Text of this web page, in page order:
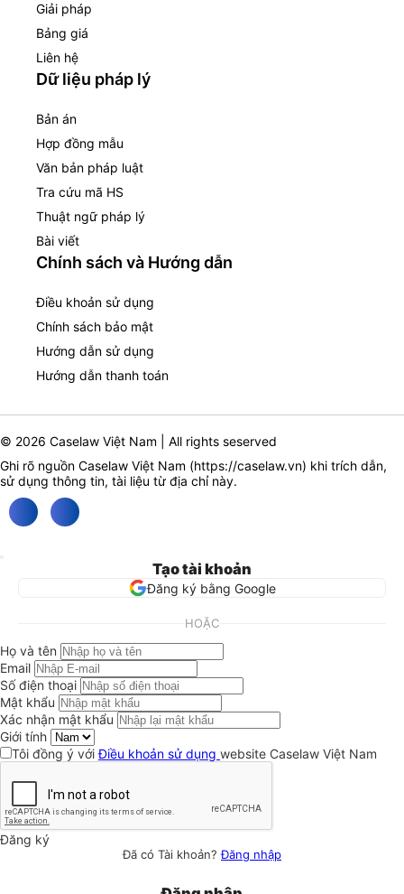
Giải pháp
Bảng giá
Liên hệ
Dữ liệu pháp lý
Bản án
Hợp đồng mẫu
Văn bản pháp luật
Tra cứu mã HS
Thuật ngữ pháp lý
Bài viết
Chính sách và Hướng dẫn
Điều khoản sử dụng
Chính sách bảo mật
Hướng dẫn sử dụng
Hướng dẫn thanh toán
© 2026 Caselaw Việt Nam | All rights seserved
Ghi rõ nguồn Caselaw Việt Nam (https://caselaw.vn) khi trích dẫn,
sử dụng thông tin, tài liệu từ địa chỉ này.
Tạo tài khoản
Đăng ký bằng Google
HOẶC
Họ và tên
Email
Số điện thoại
Mật khẩu
Xác nhận mật khẩu
Giới tính
Tôi đồng ý vớiĐiều khoản sử dụng website Caselaw Việt Nam
Đăng ký
Đã có Tài khoản?Đăng nhập